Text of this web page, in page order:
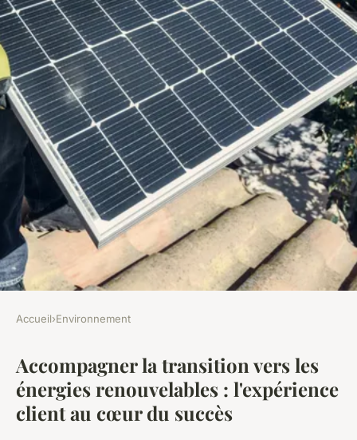
Transition énergétique : le
témoignage de clients conquis
par PCS
Accueil›Environnement
Accompagner la transition vers les
énergies renouvelables : l'expérience
client au cœur du succès